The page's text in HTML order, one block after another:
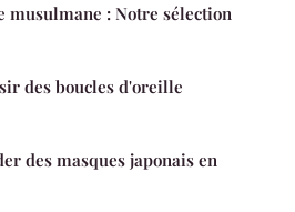
musulmane : Notre sélection
des boucles d'oreille
des masques japonais en